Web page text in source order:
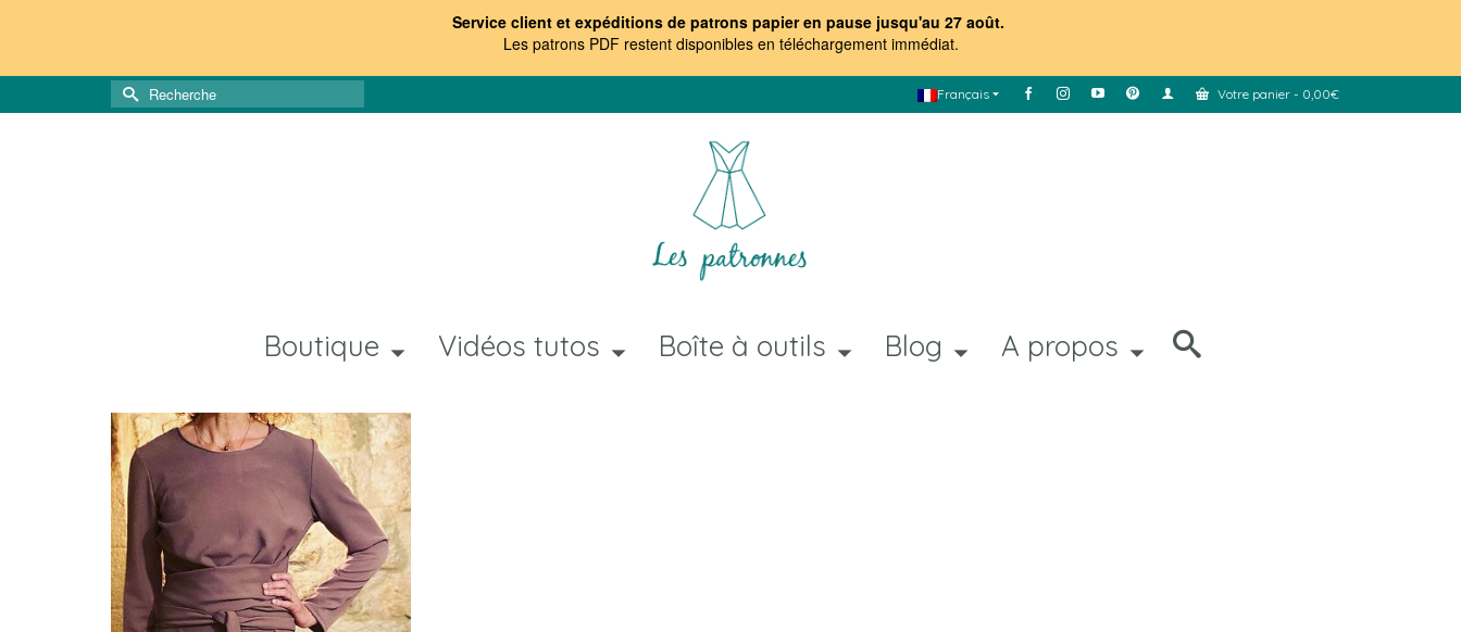
Service client et expéditions de patrons papier en pause jusqu'au 27 août.
Les patrons PDF restent disponibles en téléchargement immédiat.
Français Votre panier - 0,00€
Rechercher :
Boutique Vidéos tutos Boîte à outils Blog A propos